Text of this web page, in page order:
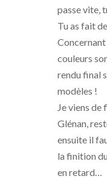
passe vite,
Tu as fait
couleurs
rendu final
modèles !
Je viens de
Glénan,
ensuite il
la finition
en retard…